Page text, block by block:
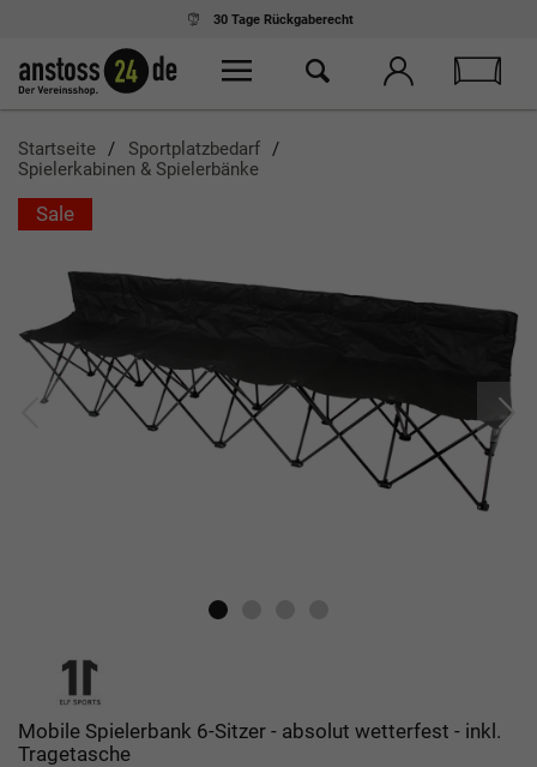
30 Tage Rückgaberecht
Startseite
Sportplatzbedarf
Spielerkabinen & Spielerbänke
Sale
Mobile Spielerbank 6-Sitzer - absolut wetterfest - inkl.
Tragetasche